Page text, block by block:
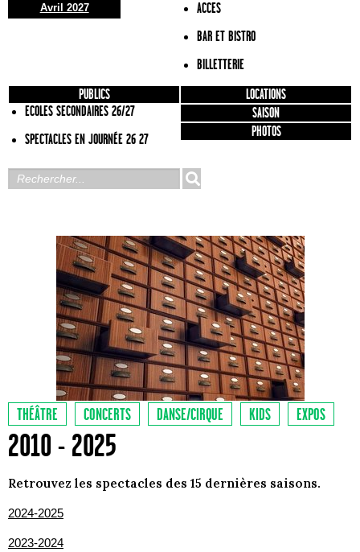
Avril 2027
ACCES
BAR ET BISTRO
BILLETTERIE
PUBLICS
ECOLES SECONDAIRES 26/27
SPECTACLES EN JOURNÉE 26 27
LOCATIONS
SAISON
PHOTOS
THÉÂTRE CONCERTS DANSE/CIRQUE KIDS EXPOS
2010 - 2025
Retrouvez les spectacles des 15 dernières saisons.
2024-2025
2023-2024